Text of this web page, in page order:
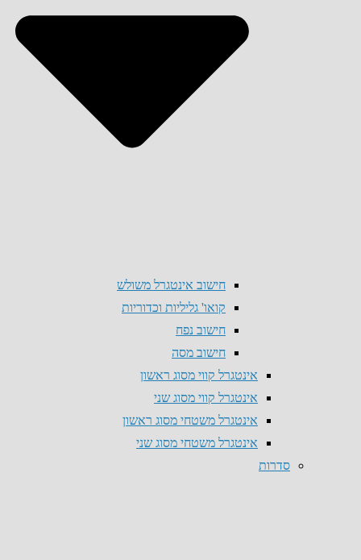
חישוב אינטגרל משולש
קואו' גליליות וכדוריות
חישוב נפח
חישוב מסה
אינטגרל קווי מסוג ראשון
אינטגרל קווי מסוג שני
אינטגרל משטחי מסוג ראשון
אינטגרל משטחי מסוג שני
סדרות